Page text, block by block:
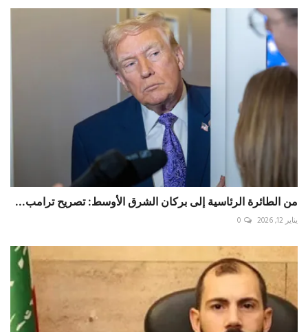
من الطائرة الرئاسية إلى بركان الشرق الأوسط: تصريح ترامب...
يناير 12, 2026 0